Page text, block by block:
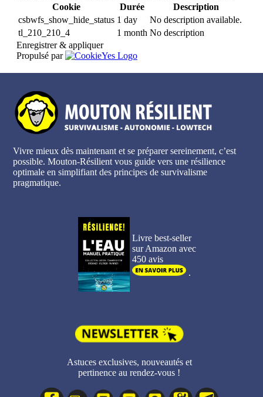
Cookie
Durée
Description
csbwfs_show_hide_status 1 day
No description available.
tl_210_210_4
1 month No description
Enregistrer & appliquer
Propulsé par
Vivre mieux dès maintenant et se préparer sereinement, c’est
possible. Mouton-Résilient vous guide vers une résilience
optimale en simplifiant des principes de survivalisme
pragmatique.
Livre best-seller
sur Amazon avec
450 avis
.
Astuces exclusives, nouveautés et
pertinence au rendez-vous !